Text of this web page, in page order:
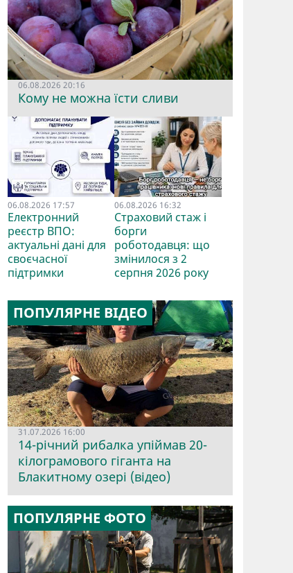
06.08.2026 20:16
Кому не можна їсти сливи
06.08.2026 17:57
Електронний
реєстр ВПО:
актуальні дані для
своєчасної
підтримки
06.08.2026 16:32
Страховий стаж і
борги
роботодавця: що
змінилося з 2
серпня 2026 року
ПОПУЛЯРНЕ ВІДЕО
31.07.2026 16:00
14-річний рибалка упіймав 20-
кілограмового гіганта на
Блакитному озері (відео)
ПОПУЛЯРНЕ ФОТО